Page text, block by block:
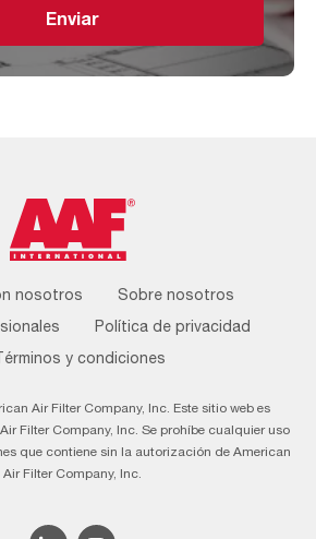
Enviar
Footer
Menu
nosotros
Sobre nosotros
Política de privacidad
y condiciones
Air Filter Company, Inc. Este sitio web es
Filter Company, Inc. Se prohíbe cualquier uso
que contiene sin la autorización de American
Air Filter Company, Inc.